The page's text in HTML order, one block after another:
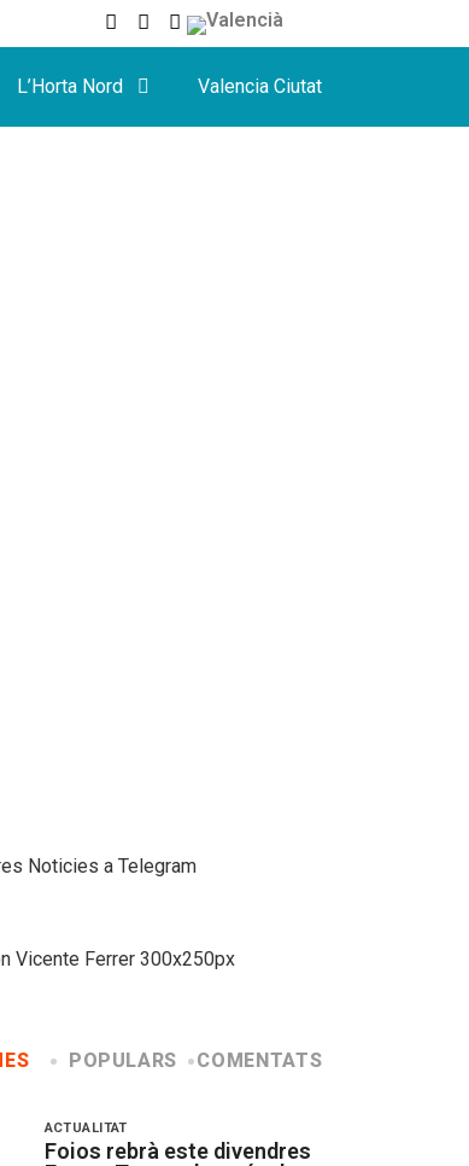
L’Horta Nord Valencia Ciutat
POPULARS COMENTATS
ACTUALITAT
Foios rebrà este divendres